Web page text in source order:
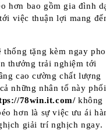
hơn bao gồm gia đình
việc thuận lợi mang
tặng kèm ngay
thưởng trải nghiệm tới
cao cường chất lượng
những nhân tố này phối
78win.it.com/không
hơn là sự việc ưu ái
giải trí nghịch ngay.